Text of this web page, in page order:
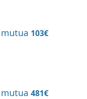
103€
481€